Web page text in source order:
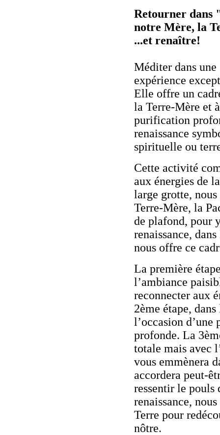
Retourner dans
notre Mère, la
...et renaître!
Méditer dans
expérience
Elle offre un
la Terre-Mère et
purification
renaissance
spirituelle ou
Cette activité
aux énergies de
large grotte,
Terre-Mère, la
de plafond, pour
renaissance,
nous offre ce
La première
l’ambiance
reconnecter aux
2ème étape,
l’occasion
profonde. La
totale mais avec
vous emmènera
accordera peut-
ressentir le pouls
renaissance,
Terre pour
nôtre.